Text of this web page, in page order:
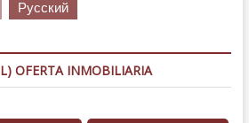
Русский
OFERTA INMOBILIARIA